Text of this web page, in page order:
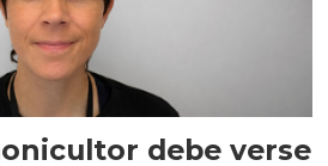
debe verse